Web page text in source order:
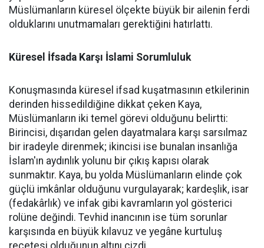
Müslümanların küresel ölçekte büyük bir ailenin ferdi
olduklarını unutmamaları gerektiğini hatırlattı.
Küresel İfsada Karşı İslami Sorumluluk
Konuşmasında küresel ifsad kuşatmasının etkilerinin
derinden hissedildiğine dikkat çeken Kaya,
Müslümanların iki temel görevi olduğunu belirtti:
Birincisi, dışarıdan gelen dayatmalara karşı sarsılmaz
bir iradeyle direnmek; ikincisi ise bunalan insanlığa
İslam'ın aydınlık yolunu bir çıkış kapısı olarak
sunmaktır. Kaya, bu yolda Müslümanların elinde çok
güçlü imkânlar olduğunu vurgulayarak; kardeşlik, isar
(fedakârlık) ve infak gibi kavramların yol gösterici
rolüne değindi. Tevhid inancının ise tüm sorunlar
karşısında en büyük kılavuz ve yegâne kurtuluş